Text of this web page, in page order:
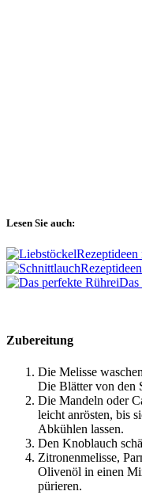
Lesen Sie auch:
Das
Zubereitung
Die Melisse
Die Blätter von den
Die Mandeln oder
leicht anrösten, bis
Abkühlen lassen.
Den Knoblauch
Zitronenmelisse,
Olivenöl in einen
pürieren.